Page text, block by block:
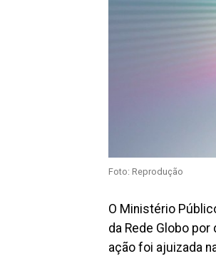
Foto: Reprodução
O Ministério
da Rede Globo
ação foi ajuizada